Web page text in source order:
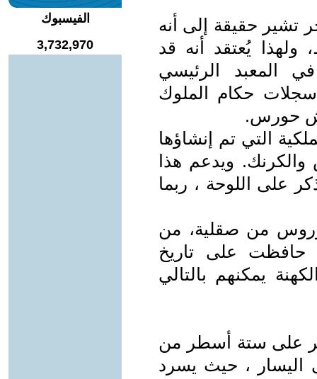
تشير حقيقة إلى أنه
يُعتقد أنه قد
المعبد الرئيسي
حكام الملوك
حورس.
التي تم إنشاؤها
ويدعم هذا
على اللوحة ، ربما
من صقلية، من
حافظت على تاريخ
يمكنهم بالتالي
على ستة أسطر من
اليسار ، حيث يسرد
الفيسبوك
3,732,970